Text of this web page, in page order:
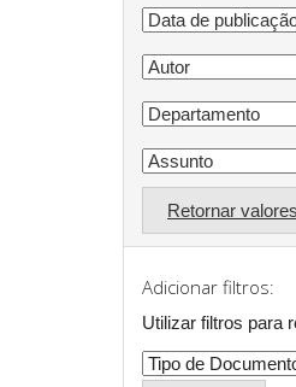
Retornar valores
Adicionar filtros:
Utilizar filtros para